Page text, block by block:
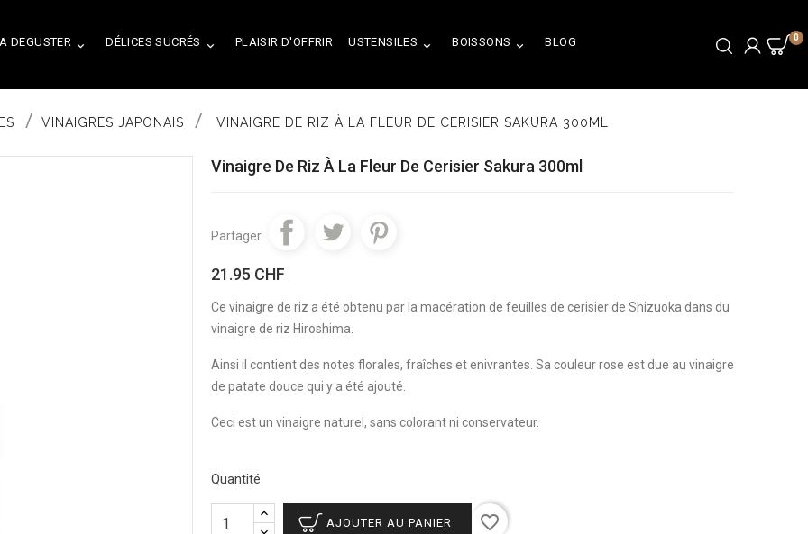
0

A DEGUSTER 
DÉLICES SUCRÉS PLAISIR D'OFFRIR 
USTENSILES 
BOISSONS BLOG
VINAIGRES JAPONAIS VINAIGRE DE RIZ À LA FLEUR DE CERISIER SAKURA 300ML
Vinaigre De Riz À La Fleur De Cerisier Sakura 300ml
Partager
21.95 CHF
Ce vinaigre de riz a été obtenu par la macération de feuilles de cerisier de Shizuoka dans du
vinaigre de riz Hiroshima.
Ainsi il contient des notes florales, fraîches et enivrantes. Sa couleur rose est due au vinaigre
de patate douce qui y a été ajouté.
Ceci est un vinaigre naturel, sans colorant ni conservateur.
Quantité
AJOUTER AU PANIER favorite_border